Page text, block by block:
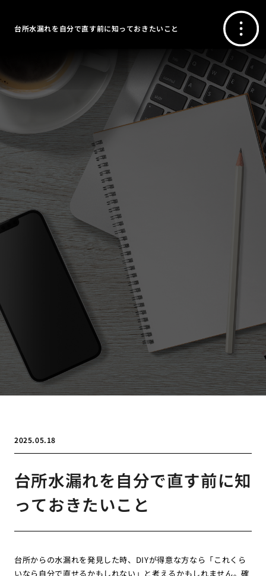
台所水漏れを自分で直す前に知っておきたいこと
2025.05.18
台所水漏れを自分で直す前に知
っておきたいこと
台所からの水漏れを発見した時、DIYが得意な方なら「これくら
いなら自分で直せるかもしれない」と考えるかもしれません。確